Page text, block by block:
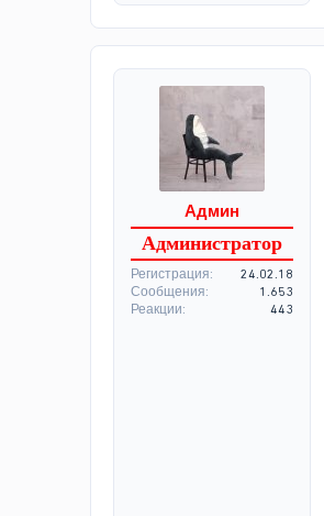
Админ
Администратор
Регистрация
24.02.18
Сообщения
1.653
Реакции
443